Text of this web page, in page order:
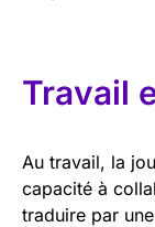
Travail
Au travail, la
capacité à
traduire par une